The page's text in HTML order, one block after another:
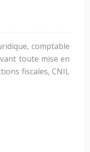
comptable
toute mise en
fiscales, CNIL